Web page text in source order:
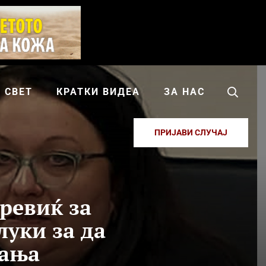
СВЕТ КРАТКИ ВИДЕА ЗА НАС
ПРИЈАВИ СЛУЧАЈ
за
за да